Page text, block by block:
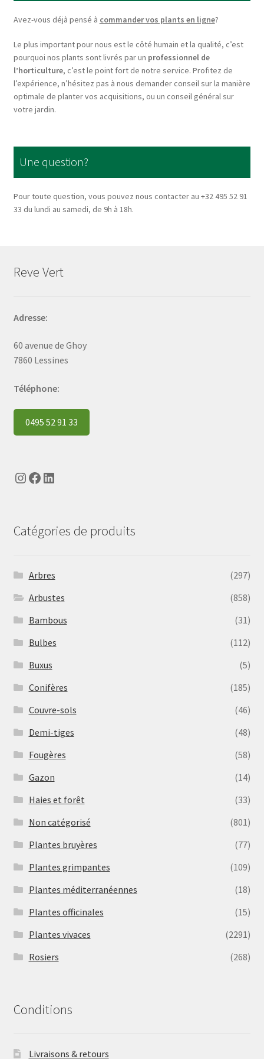
chosen
the
product
page
Avez-vous déjà pensé à commander vos plants en ligne?
Le plus important pour nous est le côté humain et la qualité, c’est
pourquoi nos plants sont livrés par un professionnel de
l’horticulture, c’est le point fort de notre service. Profitez de
l’expérience, n’hésitez pas à nous demander conseil sur la manière
optimale de planter vos acquisitions, ou un conseil général sur
votre jardin.
Une question?
Pour toute question, vous pouvez nous contacter au +32 495 52 91
33 du lundi au samedi, de 9h à 18h.
Reve Vert
Adresse:
60 avenue de Ghoy
7860 Lessines
Téléphone:
0495 52 91 33
Instagram
Facebook
LinkedIn
Catégories de produits
Arbres
(297)
Arbustes
(858)
Bambous
(31)
Bulbes
(112)
Buxus
(5)
Conifères
(185)
Couvre-sols
(46)
Demi-tiges
(48)
Fougères
(58)
Gazon
(14)
Haies et forêt
(33)
Non catégorisé
(801)
Plantes bruyères
(77)
Plantes grimpantes
(109)
Plantes méditerranéennes
(18)
Plantes officinales
(15)
Plantes vivaces
(2291)
Rosiers
(268)
Conditions
Livraisons & retours